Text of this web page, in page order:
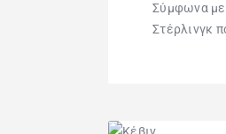
Σύμφωνα με
Στέρλινγκ